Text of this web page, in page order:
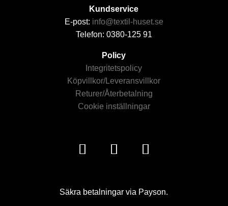
Kundservice
E-post: info@textil-huset.se
Telefon: 0380-125 91
Policy
Integritetspolicy
Köpvillkor/Leveransvillkor
Returer/Återbetalning
Cookie inställningar
Säkra betalningar via Payson.